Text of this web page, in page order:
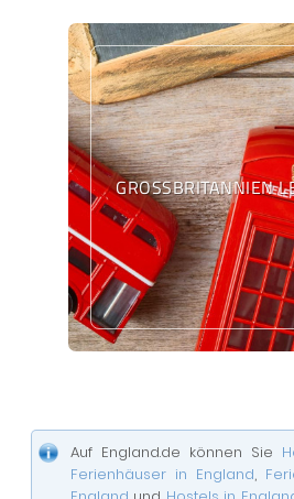
GROSSBRITANNIEN
Auf England.de können Sie
Ferienhäuser in England,